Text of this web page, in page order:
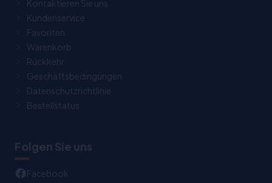
Kontaktieren Sie uns
Kundenservice
Favoriten
Warenkorb
Rückkehr
Geschäftsbedingungen
Datenschutzrichtlinie
Bestellstatus
Folgen Sie uns
Facebook